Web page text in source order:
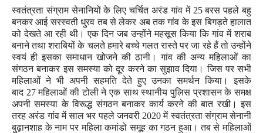
स्वतंत्रता संग्राम सेनानियों के लिए चर्चित अरंड गांव में 25बरस पहले बहु
बनकर आई सरस्वती धु्रव तब से लेकर अब तक गांव के इस बिगड़ते हालात
को देखते आ रही थी। एक दिन जब उन्होंने महसूस किया कि गांव में शराब
बनाने तथा शराबियों के चलते हमारे बच्चे गलत रास्ते पर जा रहे हैं तो उन्होंने
स्वयं ही इसका समाधान खोजने की ठानी। गांव की अन्य महिलाओं का
संगठन बनाकर इस समस्या को दूर करने का सुझाव दिया। जिस पर सभी
महिलाओं ने भी अपनी सहमति देते हुए उनका समर्थन किया। इसके
बाद 27महिलाओं की टोली ने एक साथ स्थानीय पुलिस प्रशासन के समक्ष
अपनी समस्या के विरूद्ध संगठन बनाकर कार्य करने की बात रखी। इस
तरह अरंड गांव में साल भर पहले जनवरी 2020में स्वतंत्रता संग्राम सेनानी
बुढ़ानशाह के नाम पर महिला कमांडो समूह का गठन हुआ। तब से महिलाओं